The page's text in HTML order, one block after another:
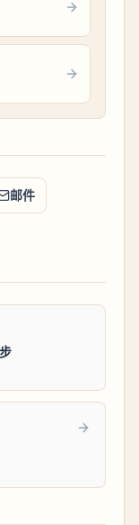
邮件